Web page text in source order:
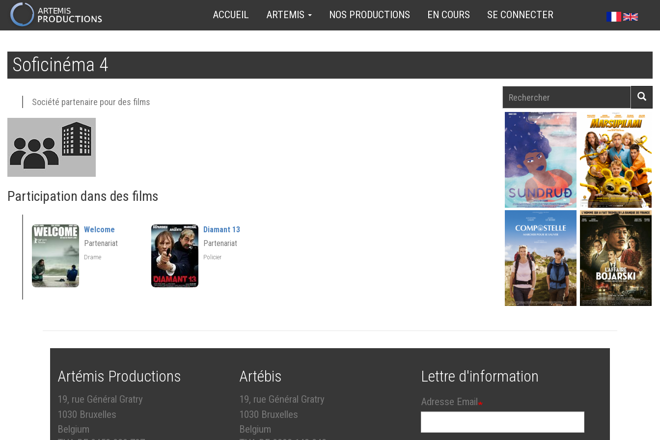
contenu
principal
MAIN
NAVIGATION
ACCUEIL ARTEMIS NOS PRODUCTIONS EN COURS SE CONNECTER
Soficinéma 4
Société partenaire pour des films
Participation dans des films
Welcome
Partenariat
Drame
Diamant 13
Partenariat
Policier
Artémis Productions
19, rue Général Gratry
1030 Bruxelles
Belgium
Artébis
19, rue Général Gratry
1030 Bruxelles
Belgium
Lettre d'information
Adresse Email